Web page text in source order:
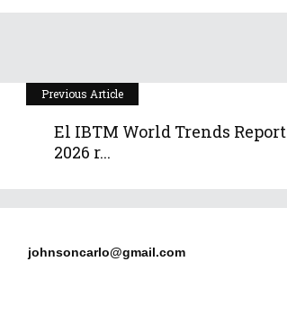
Previous Article
El IBTM World Trends Report
2026 r...
johnsoncarlo@gmail.com